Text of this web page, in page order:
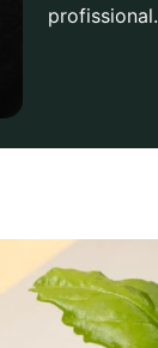
profissional.